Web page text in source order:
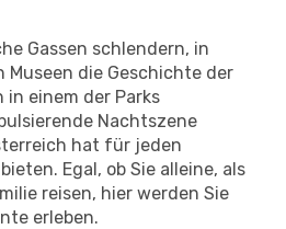
Gassen schlendern, in
Museen die Geschichte der
einem der Parks
Nachtszene
hat für jeden
Egal, ob Sie alleine, als
reisen, hier werden Sie
erleben.